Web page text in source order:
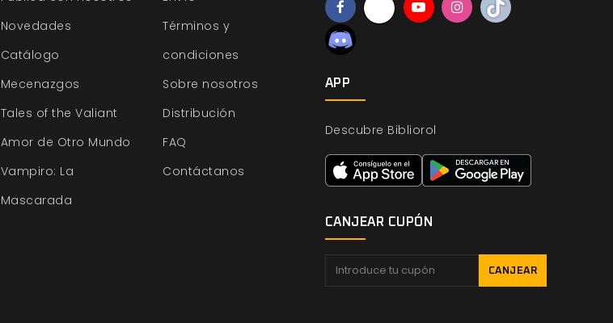
Novedades
Catálogo
Mecenazgos
Tales of the Valiant
Amor de Otro Mundo
Vampiro: La
Mascarada
Términos y
condiciones
Sobre nosotros
Distribución
FAQ
Contáctanos
APP
Descubre Bibliorol
CANJEAR CUPÓN
CANJEAR